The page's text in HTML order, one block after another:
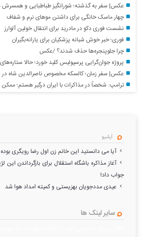
عکس| سفر به گذشته؛ شورانگیز طباطبایی و همسرش در
چهار ماسک خانگی برای داشتن موهای نرم و شفاف
نشست فوری دکو در مادرید برای انتقال خولین آلوارز
فوری؛ خبر خوش شبانه پزشکیان برای یارانه‌بگیران
چرا جلوپنجره‌ها حذف شدند؟ /عکس
پروژه جوان‌گرایی پرسپولیس کلید خورد؛ حالا ستاره‌های آکادمی
عکس| سفر زمان؛ کالسکه مخصوص ناصرالدین شاه در
ترامپ: شخصاً در مذاکرات با ایران درگیر هستم؛ ممکن
آرشیو
آیا می دانستید این خانم زن اول رضا رویگری
آغاز مذاکره باشگاه استقلال برای بازگرداندن این
جواب داد!
عیدی مددجویان بهزیستی و کمیته امداد هوا شد
سایر لینک ها